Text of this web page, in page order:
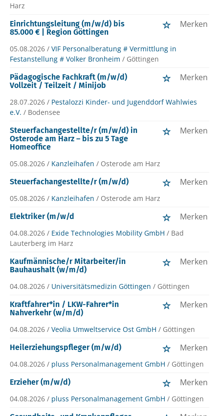
Harz
Einrichtungsleitung (m/w/d) bis
85.000 € | Region Göttingen
Merken
05.08.2026 / VIF Personalberatung # Vermittlung in
Festanstellung # Volker Bronheim / Göttingen
Pädagogische Fachkraft (m/w/d)
Vollzeit / Teilzeit / Minijob
Merken
28.07.2026 / Pestalozzi Kinder- und Jugenddorf Wahlwies
e.V. / Bodensee
Steuerfachangestellte/r (m/w/d) in
Osterode am Harz – bis zu 5 Tage
Homeoffice
Merken
05.08.2026 / Kanzleihafen / Osterode am Harz
Steuerfachangestellte/r (m/w/d)
Merken
05.08.2026 / Kanzleihafen / Osterode am Harz
Elektriker (m/w/d
Merken
04.08.2026 / Exide Technologies Mobility GmbH / Bad
Lauterberg im Harz
Kaufmännische/r Mitarbeiter/in
Bauhaushalt (w/m/d)
Merken
04.08.2026 / Universitätsmedizin Göttingen / Göttingen
Kraftfahrer*in / LKW-Fahrer*in
Nahverkehr (w/m/d)
Merken
04.08.2026 / Veolia Umweltservice Ost GmbH / Göttingen
Heilerziehungspfleger (m/w/d)
Merken
04.08.2026 / pluss Personalmanagement GmbH / Göttingen
Erzieher (m/w/d)
Merken
04.08.2026 / pluss Personalmanagement GmbH / Göttingen